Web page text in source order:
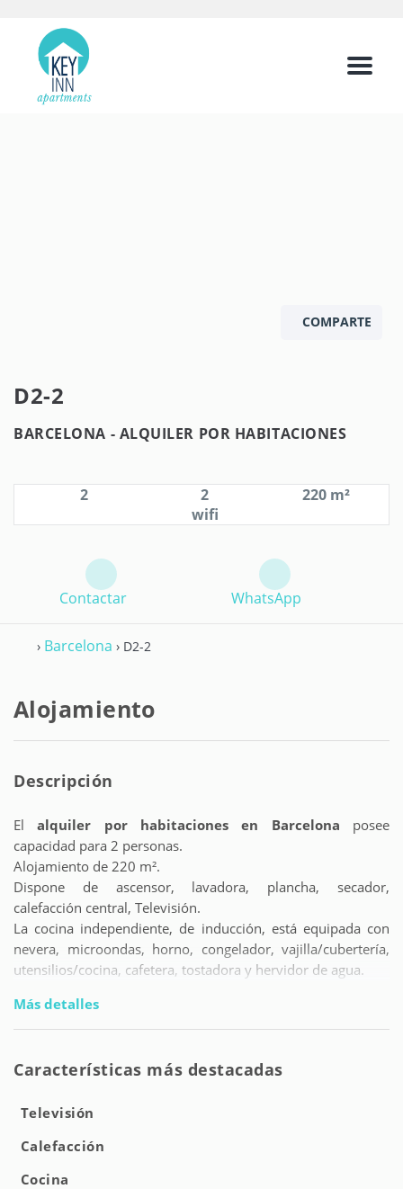
Menu
COMPARTE
D2-2
BARCELONA - ALQUILER POR HABITACIONES
2 2
220 m²
wifi
Contactar WhatsApp
› Barcelona › D2-2
Alojamiento
Descripción
Elalquiler por habitaciones en Barcelona posee
capacidad para 2 personas.
Alojamiento de 220 m².
Dispone de ascensor, lavadora, plancha, secador,
calefacción central, Televisión.
La cocina independiente, de inducción, está equipada con
nevera, microondas, horno, congelador, vajilla/cubertería,
utensilios/cocina, cafetera, tostadora y hervidor de agua.
Más detalles
Características más destacadas
Televisión
Calefacción
Cocina